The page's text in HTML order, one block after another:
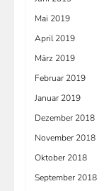
Mai 2019
April 2019
März 2019
Februar 2019
Januar 2019
Dezember 2018
November 2018
Oktober 2018
September 2018